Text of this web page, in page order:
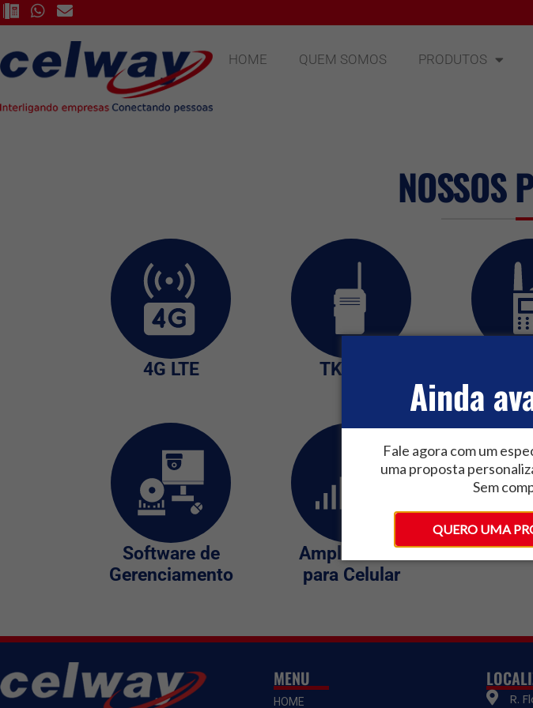
Ainda
Fale agora com um
uma proposta
Sem
QUERO UMA
HOME QUEM SOMOS PRODUTOS
NOSSOS
4G LTE TKL100
Software de
Gerenciamento
Amplificador
para Celular
MENU
HOME R.